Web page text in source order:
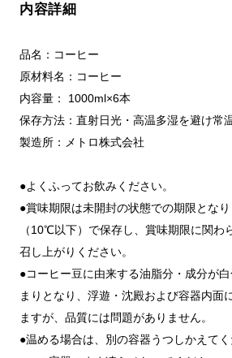
内容詳細
品名：コーヒー
原材料名：コーヒー
内容量： 1000ml×6本
保存方法：直射日光・高温多湿を避け常
製造所：メトロ株式会社
●よくふってお飲みください。
●賞味期限は未開封の状態での期限とな
（10℃以下）で保存し、賞味期限に関わ
召し上がりください。
●コーヒー豆に由来する油脂分・成分が
まりとなり、浮遊・沈殿および容器内面
ますが、品質には問題がありません。
●温める場合は、別の容器うつしかえてく